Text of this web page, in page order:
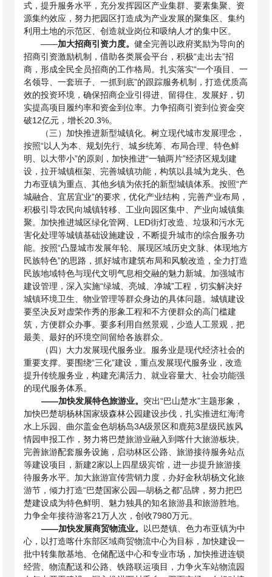
式，提升服务水平，充分发挥园区产业集群、要素集聚、资
源集约效应，努力把园区打造成为产业发展的聚集区、集约
利用土地的示范区、创造就业岗位和吸纳人才的集中区。
——加大招商引资力度。健全完善以政府奖励为导向的
招商引资激励机制，借助各类展会平台，积极“走出去”招
商，形成全民全员招商的工作格局。扎实落实“一个项目、一
名领导、一套班子、一抓到底”的跟踪服务机制，打造优质高
效的投资环境，确保招商企业引得进、留得住、发展好，切
实提高项目履约率和资金到位率。力争招商引资到位资金突
破12亿元，增长20.3%。
（三）加快推进新型城镇化。树立现代城市发展理念，
按照“以人为本、规划先行、城乡统筹、布局合理、特色鲜
明、以大带小”的原则，加快推进“一轴两片”经济区规划建
设，拉开城镇框架、完善城镇功能，构筑以县城为龙头、色
力布亚镇为重点、其他乡镇为依托的新型城镇体系。按照“产
城融合、宜居宜业”的要求，优化产业结构，完善产业布局，
积极引导农民向城镇转移、工业向园区集中、产业向城镇集
聚。加快推进城区绿化管网、 LED街灯改造、垃圾和污水无
害化处理等城镇基础设施建设，不断提升城市的综合服务功
能。按照“凸显城市发展年轮、展现区域历史文脉、体现地方
民族特色”的思路，抓好城市建筑布局和风貌改造，全力打造
民族地域特色与现代文明气息相交融的魅力新城。加强城市
建设管理，深入实施“绿城、亮城、净城”工程，切实解决好
城镇环境卫生、物业管理等群众身边的具体问题。城镇建设
要坚决反对虚荣作秀的形象工程和不方便群众的高门槛建
筑，方便群众办事。要多利用自然景观，少造人工景观，把
最美、最好的环境空间留给各族群众。
（四）大力发展现代服务业。服务业是现代经济社会的
重要支撑。要围绕“三化”建设，重点发展现代服务业，改造
提升传统服务业，构建充满活力、就业容量大、社会功能强
的现代服务体系。
——加快发展特色旅游业。 突出“巴山楚水”主题形象，
加快巴楚胡杨林国家级森林公园建设步伐，扎实推进红海湾
水上乐园、曲尔盖金色胡杨岛3A级景区和鹿苑3星级民族风
情园申报工作，努力将巴楚旅游业融入到喀什大旅游板块。
完善旅游配套服务设施，启动林区公路、旅游接待服务站点
等建设项目，新建2家以上四星级宾馆，进一步提升旅游接
待服务水平。加大旅游宣传营销力度，办好金秋胡杨文化旅
游节，倾力打造“巴楚国家公园—胡杨之都”品牌，努力把巴
楚建设成为特色鲜明、魅力独具的知名旅游县和旅游胜地。
力争全年接待游客21万人次，创收7980万元。
——加快发展商贸物流业。
以巴楚镇、色力布亚镇为中
心，以打造喀什东部区域商贸物流中心为目标，加快建设一
批中转集散基地、仓储配送中心和专业市场，加快推进连锁
经营、物流配送和公路、铁路联运项目，力争火车站物流园